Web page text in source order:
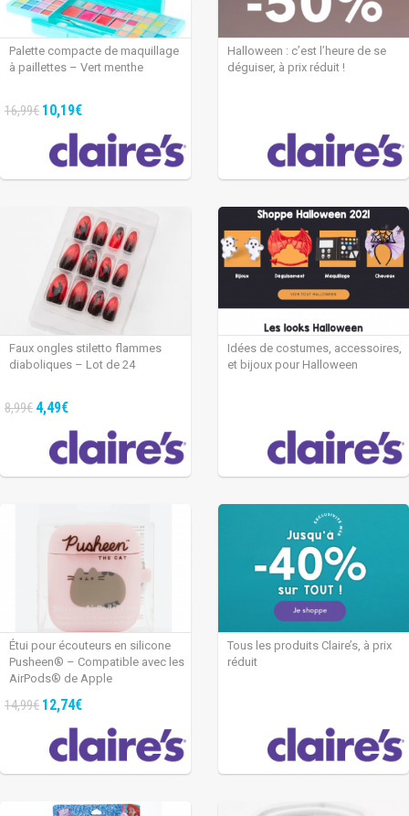
Palette compacte de maquillage
à paillettes – Vert menthe
16,99€ 10,19€
Halloween : c’est l’heure de se
déguiser, à prix réduit !
Faux ongles stiletto flammes
diaboliques – Lot de 24
8,99€ 4,49€
Idées de costumes, accessoires,
et bijoux pour Halloween
Étui pour écouteurs en silicone
Pusheen® – Compatible avec les
AirPods® de Apple
14,99€ 12,74€
Tous les produits Claire’s, à prix
réduit